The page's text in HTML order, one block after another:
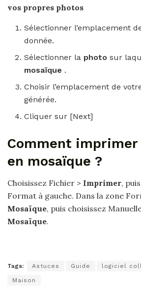
vos propres photos
Sélectionner l’emplacement
donnée.
Sélectionner la photosur
mosaïque .
Choisir l’emplacement de
générée.
Cliquer sur [Next]
Comment
en mosaïque ?
Choisissez Fichier > Imprimer,
Format à gauche. Dans la zone
Mosaïque, puis choisissez
Mosaïque.
Tags: Astuces Guide logiciel
Maison